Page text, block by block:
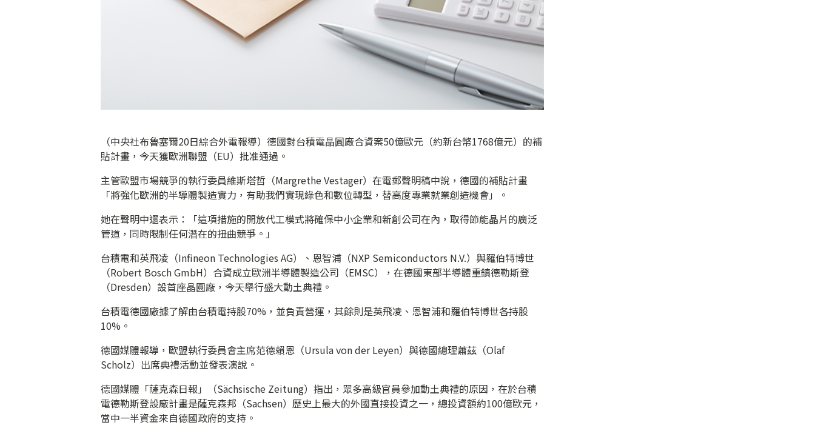
（中央社布魯塞爾20日綜合外電報導）德國對台積電晶圓廠合資案50億歐元（約新台幣1768億元）的補
貼計畫，今天獲歐洲聯盟（EU）批准通過。
主管歐盟市場競爭的執行委員維斯塔哲（Margrethe Vestager）在電郵聲明稿中說，德國的補貼計畫
「將強化歐洲的半導體製造實力，有助我們實現綠色和數位轉型，替高度專業就業創造機會」。
她在聲明中還表示：「這項措施的開放代工模式將確保中小企業和新創公司在內，取得節能晶片的廣泛
管道，同時限制任何潛在的扭曲競爭。」
台積電和英飛凌（Infineon Technologies AG）、恩智浦（NXP Semiconductors N.V.）與羅伯特博世
（Robert Bosch GmbH）合資成立歐洲半導體製造公司（EMSC），在德國東部半導體重鎮德勒斯登
（Dresden）設首座晶圓廠，今天舉行盛大動土典禮。
台積電德國廠據了解由台積電持股70%，並負責營運，其餘則是英飛凌、恩智浦和羅伯特博世各持股
10%。
德國媒體報導，歐盟執行委員會主席范德賴恩（Ursula von der Leyen）與德國總理蕭茲（Olaf
Scholz）出席典禮活動並發表演說。
德國媒體「薩克森日報」（Sächsische Zeitung）指出，眾多高級官員參加動土典禮的原因，在於台積
電德勒斯登設廠計畫是薩克森邦（Sachsen）歷史上最大的外國直接投資之一，總投資額約100億歐元，
當中一半資金來自德國政府的支持。